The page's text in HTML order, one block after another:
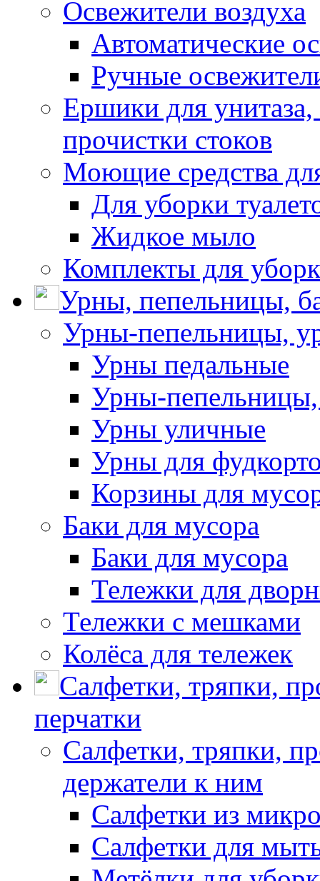
Освежители воздуха
Автоматические
Ручные
Ершики для
прочистки стоков
Моющие средства
Для уборки
Жидкое мыло
Комплекты для
Урны, пепельницы,
Урны-пепельницы,
Урны педальные
Урны-
Урны уличные
Урны для
Корзины для
Баки для мусора
Баки для мусора
Тележки для
Тележки с мешками
Колёса для тележек
Салфетки, тряпки,
перчатки
Салфетки, тряпки,
держатели к ним
Салфетки из
Салфетки для